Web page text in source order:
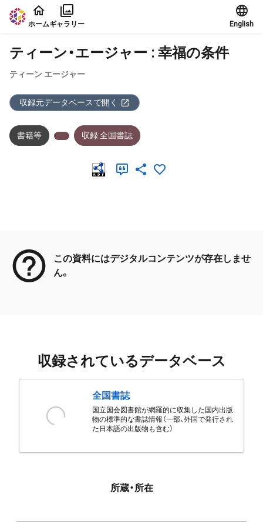
本文に飛ぶ
ホームギャラリー English
ティーン・エージャー : 幸福の条件
ティーン エージャー
収録元データベースで開く
書籍等 収録:全国書誌
この資料にはデジタルコンテンツが存在しませ
ん。
収録されているデータベース
全国書誌
国立国会図書館が網羅的に収集した国内出版
物の標準的な書誌情報（一部、外国で発行され
た日本語の出版物も含む）
所蔵・所在